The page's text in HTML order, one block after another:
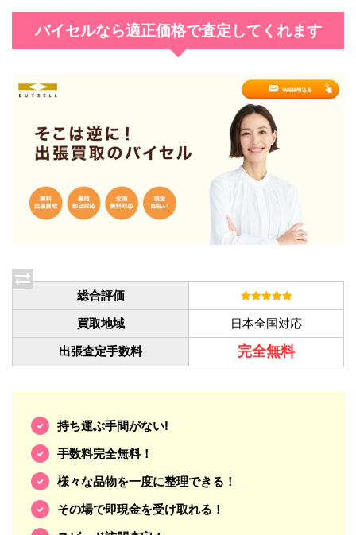
バイセルなら適正価格で査定してくれます
総合評価
買取地域
日本全国対応
出張査定手数料
完全無料
持ち運ぶ手間がない!
手数料完全無料！
様々な品物を一度に整理できる！
その場で即現金を受け取れる！